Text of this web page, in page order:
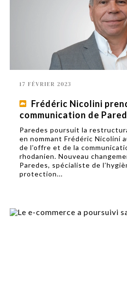
17 FÉVRIER 2023
Frédéric Nicolini
communication de
Paredes poursuit la
en nommant Frédéric Nicolini
de l’offre et de la
rhodanien. Nouveau
Paredes, spécialiste de
protection...